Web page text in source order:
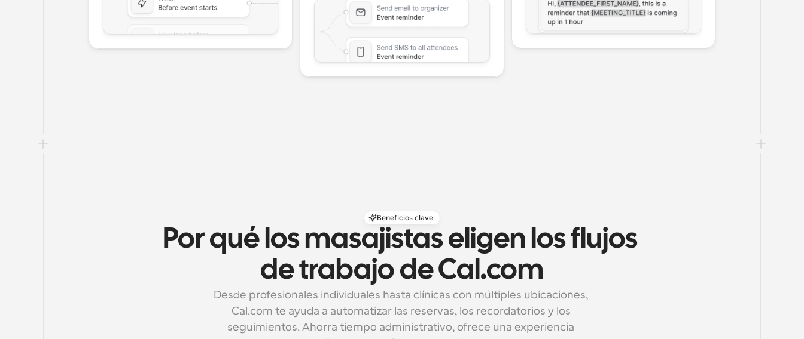
Beneficios clave
Por qué los masajistas eligen los flujos
de trabajo de Cal.com
Desde profesionales individuales hasta clínicas con múltiples ubicaciones,
Cal.com te ayuda a automatizar las reservas, los recordatorios y los
seguimientos. Ahorra tiempo administrativo, ofrece una experiencia